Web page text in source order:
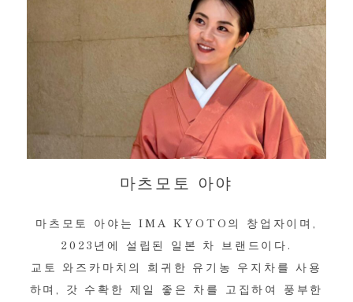
마츠모토 아야
마츠모토 아야는 IMA KYOTO의 창업자이며,
2023년에 설립된 일본 차 브랜드이다.
교토 와즈카마치의 희귀한 유기농 우지차를 사용
하며, 갓 수확한 제일 좋은 차를 고집하여 풍부한